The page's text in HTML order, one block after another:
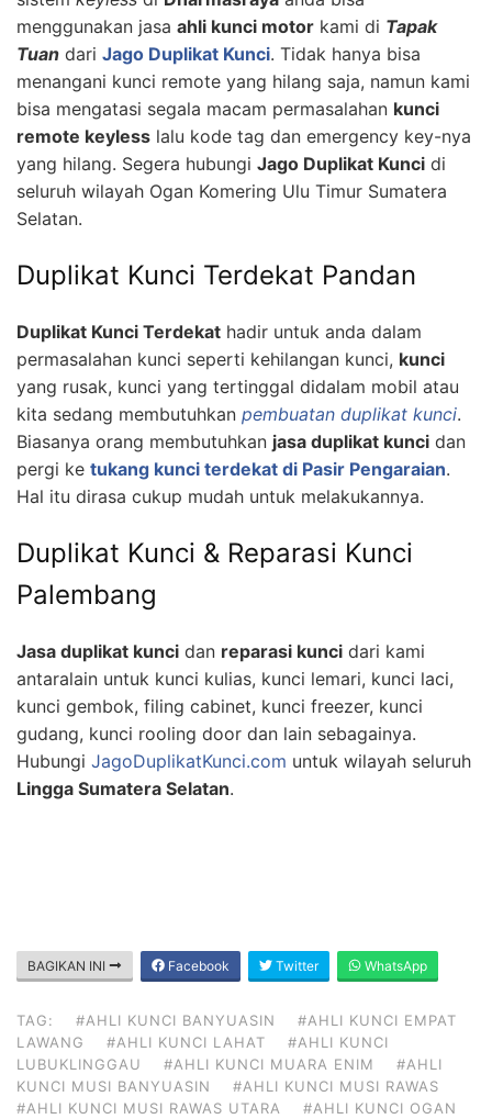
menggunakan jasa ahli kunci motor kami di Tapak
Tuan dari Jago Duplikat Kunci. Tidak hanya bisa
menangani kunci remote yang hilang saja, namun kami
bisa mengatasi segala macam permasalahan kunci
remote keyless lalu kode tag dan emergency key-nya
yang hilang. Segera hubungi Jago Duplikat Kunci di
seluruh wilayah Ogan Komering Ulu Timur Sumatera
Selatan.
Duplikat Kunci Terdekat Pandan
Duplikat Kunci Terdekat hadir untuk anda dalam
permasalahan kunci seperti kehilangan kunci, kunci
yang rusak, kunci yang tertinggal didalam mobil atau
kita sedang membutuhkan pembuatan duplikat kunci.
Biasanya orang membutuhkan jasa duplikat kunci dan
pergi ke tukang kunci terdekat di Pasir Pengaraian.
Hal itu dirasa cukup mudah untuk melakukannya.
Duplikat Kunci & Reparasi Kunci
Palembang
Jasa duplikat kunci dan reparasi kunci dari kami
antaralain untuk kunci kulias, kunci lemari, kunci laci,
kunci gembok, filing cabinet, kunci freezer, kunci
gudang, kunci rooling door dan lain sebagainya.
Hubungi JagoDuplikatKunci.com untuk wilayah seluruh
Lingga Sumatera Selatan.
BAGIKAN INI Facebook Twitter WhatsApp
TAG: #AHLI KUNCI BANYUASIN
#AHLI KUNCI EMPAT
LAWANG
#AHLI KUNCI LAHAT
#AHLI KUNCI
LUBUKLINGGAU
#AHLI KUNCI MUARA ENIM
#AHLI
KUNCI MUSI BANYUASIN
#AHLI KUNCI MUSI RAWAS
#AHLI KUNCI MUSI RAWAS UTARA
#AHLI KUNCI OGAN